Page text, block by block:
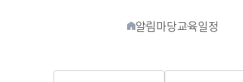
알림마당교육일정